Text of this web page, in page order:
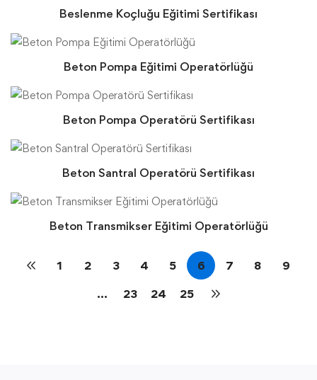
Beslenme Koçluğu Eğitimi Sertifikası
Beton Pompa Eğitimi Operatörlüğü
Beton Pompa Operatörü Sertifikası
Beton Santral Operatörü Sertifikası
Beton Transmikser Eğitimi Operatörlüğü
1 2 3 4 5 6 7 8
9
…
23 24 25